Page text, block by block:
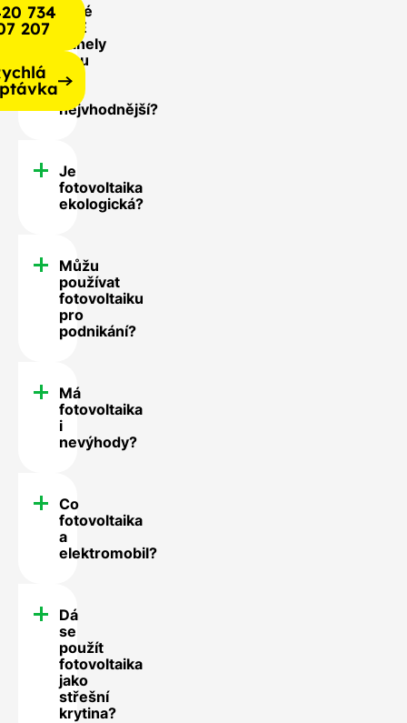
Jaké
FVE
panely
jsou
pro
nejvhodnější?
Je
fotovoltaika
ekologická?
Můžu
používat
fotovoltaiku
pro
podnikání?
Má
fotovoltaika
i
nevýhody?
Co
fotovoltaika
a
elektromobil?
Dá
se
použít
fotovoltaika
jako
střešní
krytina?
734
207